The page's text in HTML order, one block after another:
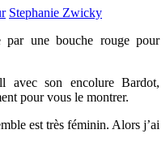
Stephanie Zwicky
par une bouche rouge pour
avec son encolure Bardot,
pour vous le montrer.
est très féminin. Alors j’ai